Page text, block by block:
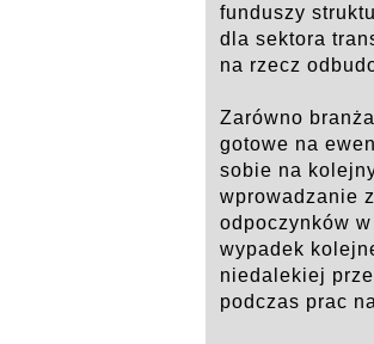
funduszy
dla sektora
na rzecz
Zarówno
gotowe na
sobie na
wprowadzanie
odpoczynków
wypadek
niedalekiej
podczas prac